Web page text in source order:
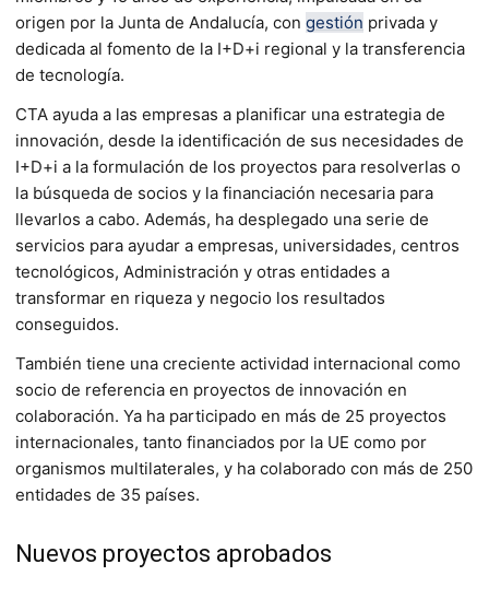
origen por la Junta de Andalucía, con gestión privada y
dedicada al fomento de la I+D+i regional y la transferencia
de tecnología.
CTA ayuda a las empresas a planificar una estrategia de
innovación, desde la identificación de sus necesidades de
I+D+i a la formulación de los proyectos para resolverlas o
la búsqueda de socios y la financiación necesaria para
llevarlos a cabo. Además, ha desplegado una serie de
servicios para ayudar a empresas, universidades, centros
tecnológicos, Administración y otras entidades a
transformar en riqueza y negocio los resultados
conseguidos.
También tiene una creciente actividad internacional como
socio de referencia en proyectos de innovación en
colaboración. Ya ha participado en más de 25 proyectos
internacionales, tanto financiados por la UE como por
organismos multilaterales, y ha colaborado con más de 250
entidades de 35 países.
Nuevos proyectos aprobados